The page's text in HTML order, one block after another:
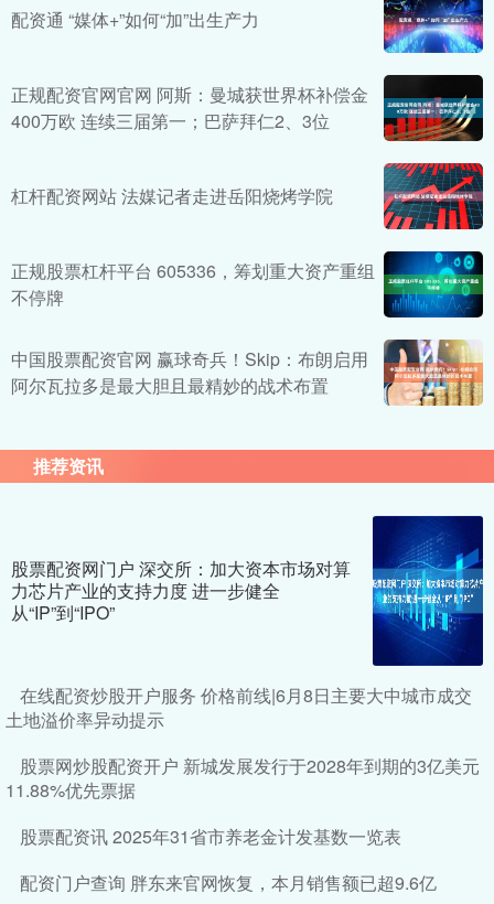
配资通 “媒体+”如何“加”出生产力
正规配资官网官网 阿斯：曼城获世界杯补偿金
400万欧 连续三届第一；巴萨拜仁2、3位
杠杆配资网站 法媒记者走进岳阳烧烤学院
正规股票杠杆平台 605336，筹划重大资产重组
不停牌
中国股票配资官网 赢球奇兵！Skip：布朗启用
阿尔瓦拉多是最大胆且最精妙的战术布置
推荐资讯
股票配资网门户 深交所：加大资本市场对算
力芯片产业的支持力度 进一步健全
从“IP”到“IPO”
在线配资炒股开户服务 价格前线|6月8日主要大中城市成交
土地溢价率异动提示
股票网炒股配资开户 新城发展发行于2028年到期的3亿美元
11.88%优先票据
股票配资讯 2025年31省市养老金计发基数一览表
配资门户查询 胖东来官网恢复，本月销售额已超9.6亿